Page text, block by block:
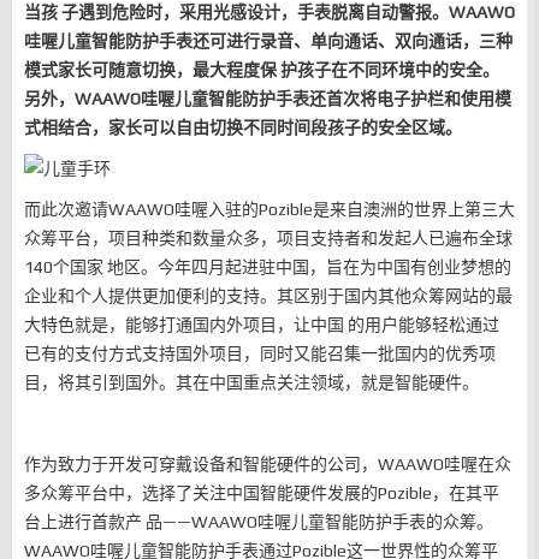
当孩 子遇到危险时，采用光感设计，手表脱离自动警报。WAAWO
哇喔儿童智能防护手表还可进行录音、单向通话、双向通话，三种
模式家长可随意切换，最大程度保 护孩子在不同环境中的安全。
另外，WAAWO哇喔儿童智能防护手表还首次将电子护栏和使用模
式相结合，家长可以自由切换不同时间段孩子的安全区域。
而此次邀请WAAWO哇喔入驻的Pozible是来自澳洲的世界上第三大
众筹平台，项目种类和数量众多，项目支持者和发起人已遍布全球
140个国家 地区。今年四月起进驻中国，旨在为中国有创业梦想的
企业和个人提供更加便利的支持。其区别于国内其他众筹网站的最
大特色就是，能够打通国内外项目，让中国 的用户能够轻松通过
已有的支付方式支持国外项目，同时又能召集一批国内的优秀项
目，将其引到国外。其在中国重点关注领域，就是智能硬件。
作为致力于开发可穿戴设备和智能硬件的公司，WAAWO哇喔在众
多众筹平台中，选择了关注中国智能硬件发展的Pozible，在其平
台上进行首款产 品——WAAWO哇喔儿童智能防护手表的众筹。
WAAWO哇喔儿童智能防护手表通过Pozible这一世界性的众筹平